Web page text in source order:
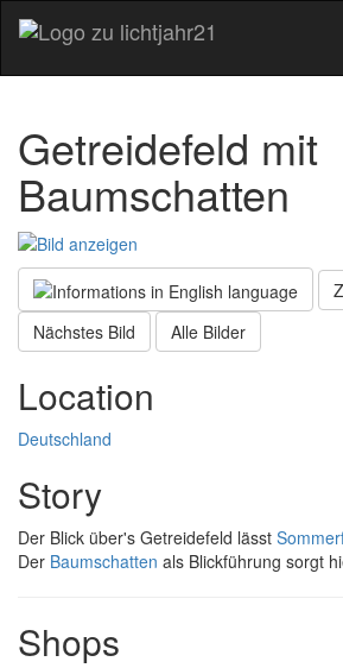
Getreidefeld mit
Baumschatten
Nächstes Bild
Alle Bilder
Location
Deutschland
Story
Der Blick über's Getreidefeld lässt
Der Baumschatten als Blickführung sorgt
Shops